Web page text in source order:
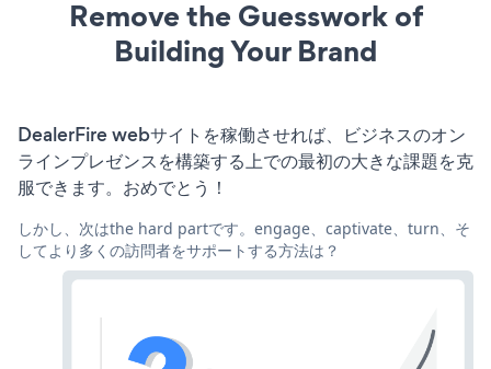
Remove the Guesswork of
Building Your Brand
DealerFire webサイトを稼働させれば、ビジネスのオン
ラインプレゼンスを構築する上での最初の大きな課題を克
服できます。おめでとう！
しかし、次はthe hard partです。engage、captivate、turn、そ
してより多くの訪問者をサポートする方法は？